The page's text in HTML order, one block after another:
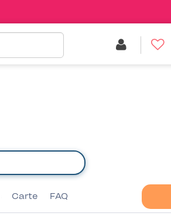
Carte FAQ